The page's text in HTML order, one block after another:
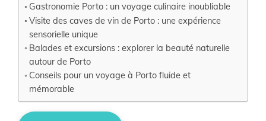
Gastronomie Porto : un voyage culinaire inoubliable
Visite des caves de vin de Porto : une expérience
sensorielle unique
Balades et excursions : explorer la beauté naturelle
autour de Porto
Conseils pour un voyage à Porto fluide et
mémorable